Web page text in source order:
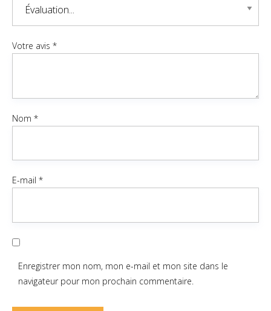
Votre avis *
Nom *
E-mail *
Enregistrer mon nom, mon e-mail et mon site dans le
navigateur pour mon prochain commentaire.